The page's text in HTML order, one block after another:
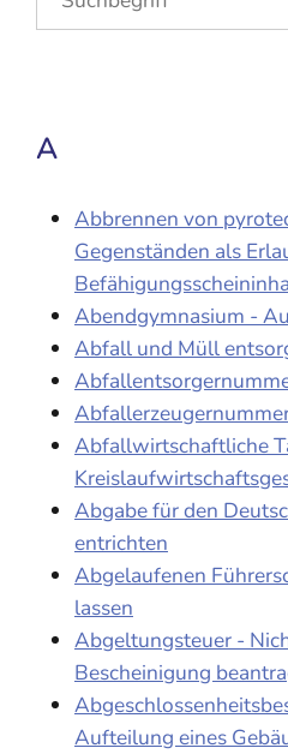
A
Abbrennen von
Gegenständen als
Abendgymnasium -
Abfall und Müll
Abfallwirtschaftliche
Abgabe für den
entrichten
Abgelaufenen
lassen
Abgeltungsteuer -
Bescheinigung
Aufteilung eines